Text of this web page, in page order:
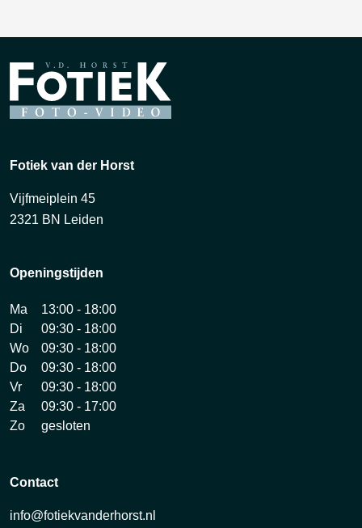
Fotiek van der Horst
Vijfmeiplein 45
2321 BN Leiden
Openingstijden
Ma
13:00 - 18:00
Di
09:30 - 18:00
Wo
09:30 - 18:00
Do
09:30 - 18:00
Vr
09:30 - 18:00
Za
09:30 - 17:00
Zo
gesloten
Contact
info@fotiekvanderhorst.nl